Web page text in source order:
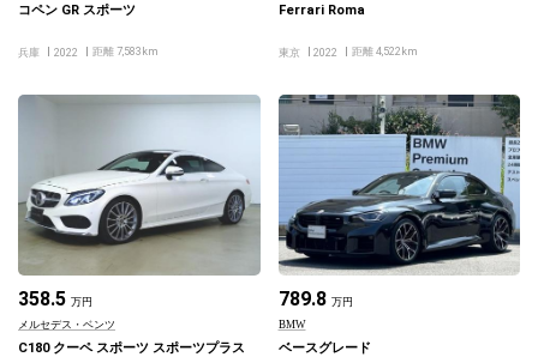
コペン GR スポーツ
兵庫 2022 距離 7,583km
Ferrari Roma
東京 2022 距離 4,522km
358.5 万円
メルセデス・ベンツ
C180 クーペ スポーツ スポーツプラス
789.8 万円
BMW
ベースグレード